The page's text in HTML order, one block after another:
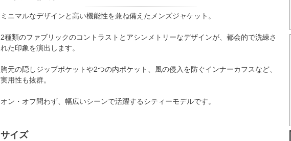
ミニマルなデザインと高い機能性を兼ね備えたメンズジャケット。
2種類のファブリックのコントラストとアシンメトリーなデザインが、都会的で洗練さ
れた印象を演出します。
胸元の隠しジップポケットや2つの内ポケット、風の侵入を防ぐインナーカフスなど、
実用性も抜群。
オン・オフ問わず、幅広いシーンで活躍するシティーモデルです。
サイズ